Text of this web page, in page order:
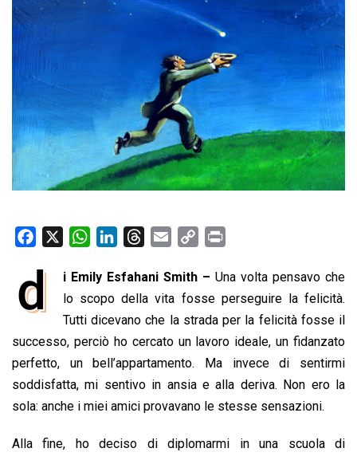
e
o
o
k
W
a
t
s
A
p
p
n
k
e
d
I
n
r
e
a
d
s
a
i
l
p
y
L
i
k
i
n
t
d i Emily Esfahani Smith – Una volta pensavo che
lo scopo della vita fosse perseguire la felicità.
Tutti dicevano che la strada per la felicità fosse il
successo, perciò ho cercato un lavoro ideale, un fidanzato
perfetto, un bell’appartamento. Ma invece di sentirmi
soddisfatta, mi sentivo in ansia e alla deriva. Non ero la
sola: anche i miei amici provavano le stesse sensazioni.
Alla fine, ho deciso di diplomarmi in una scuola di